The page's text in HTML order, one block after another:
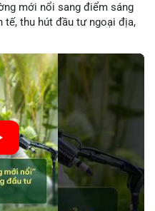
mới nổi sang điểm sáng
thu hút đầu tư ngoại địa,
thành công của các quốc
tại Việt Nam cũng tăng
sự quan tâm từ nhà đầu tư